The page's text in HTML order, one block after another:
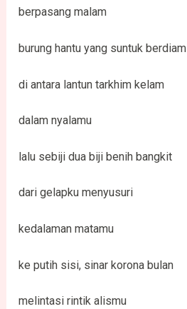
berpasang malam
burung hantu yang suntuk berdiam
di antara lantun tarkhim kelam
dalam nyalamu
lalu sebiji dua biji benih bangkit
dari gelapku menyusuri
kedalaman matamu
ke putih sisi, sinar korona bulan
melintasi rintik alismu